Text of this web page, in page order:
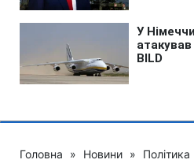
Головна » Новини » Політика